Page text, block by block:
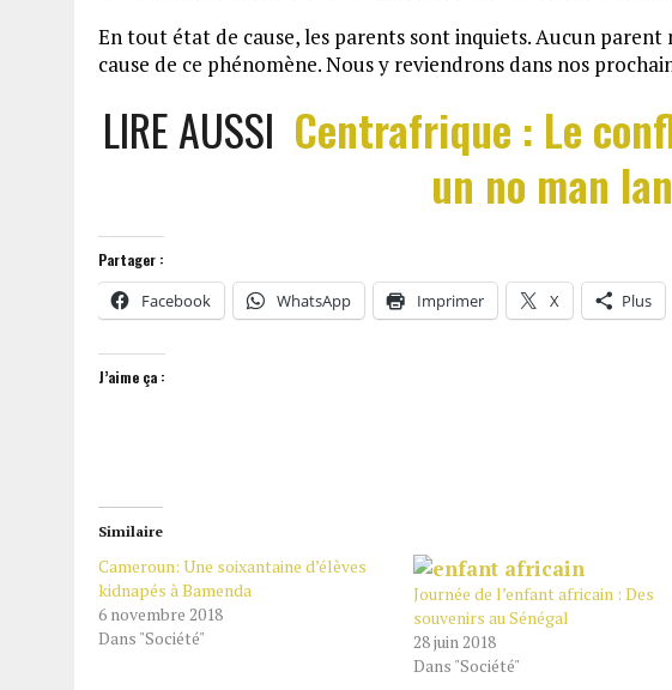
En tout état de cause, les parents sont inquiets. Aucun parent
cause de ce phénomène. Nous y reviendrons dans nos
LIRE AUSSI Centrafrique : Le
un no man
Partager :
Facebook WhatsApp Imprimer X Plus
J’aime ça :
Similaire
Cameroun: Une soixantaine d’élèves
kidnapés à Bamenda
6 novembre 2018
Dans "Société"
Journée de l’enfant africain : Des
souvenirs au Sénégal
28 juin 2018
Dans "Société"